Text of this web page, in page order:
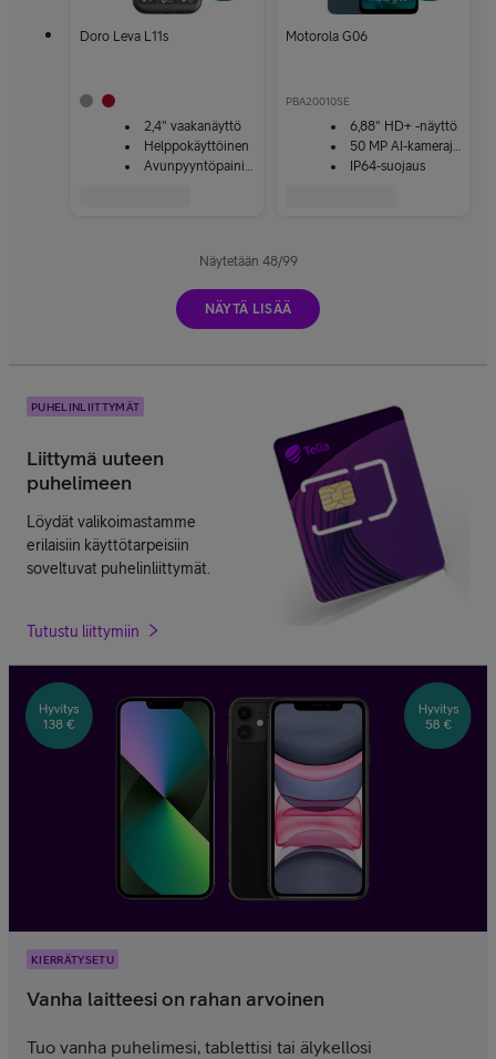
Doro Leva L11s
2,4" vaakanäyttö
Helppokäyttöinen
Avunpyyntöpainike
Motorola G06
PBA20010SE
6,88" HD+ -näyttö
50 MP AI-kamerajärjestelmä
IP64-suojaus
Näytetään 48/99
NÄYTÄ LISÄÄ
PUHELINLIITTYMÄT
Liittymä uuteen
puhelimeen
Löydät valikoimastamme
erilaisiin käyttötarpeisiin
soveltuvat puhelinliittymät.
Tutustu liittymiin
KIERRÄTYSETU
Vanha laitteesi on rahan arvoinen
Tuo vanha puhelimesi, tablettisi tai älykellosi